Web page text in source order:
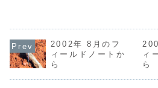
ので、久々に夜の
林道ウォッチン
グ。アマミイシカ
ワガエルはいまが
のあちらこちらか
今季最後のピット
フォールトラップ
だが、なにかかか
るだろうか。奄美
サムシ類がほとん
2002年 8月のフ
ィールドノートか
ら
ィ
ら